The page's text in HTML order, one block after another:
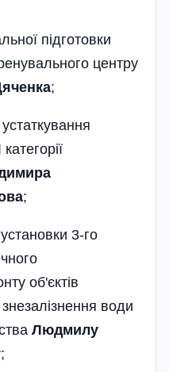
підготовки
центру
;
;
3-го
об'єктів
води
Людмилу
;